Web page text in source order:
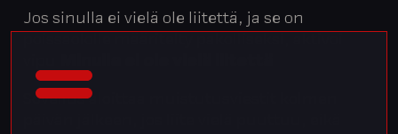
Jos sinulla ei vielä ole liitettä, ja se on
Sovellus aloittaa muistutusviestit kolmen